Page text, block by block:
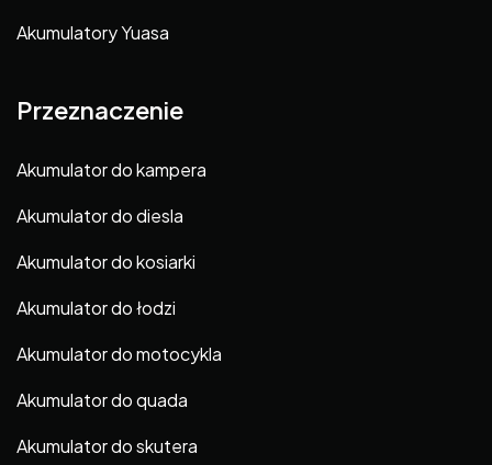
Akumulatory Yuasa
Przeznaczenie
Akumulator do kampera
Akumulator do diesla
Akumulator do kosiarki
Akumulator do łodzi
Akumulator do motocykla
Akumulator do quada
Akumulator do skutera